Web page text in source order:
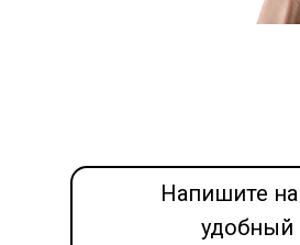
Напишите
удобный